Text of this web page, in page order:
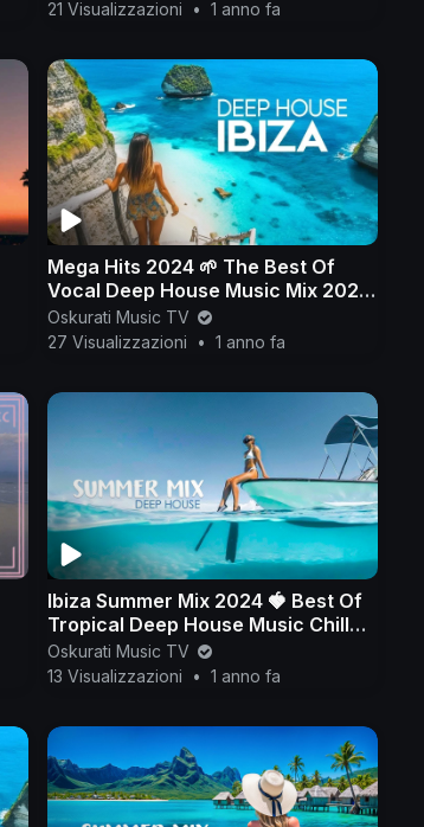
21 Visualizzazioni
• 1 anno fa
Mega Hits 2024 🌱 The Best Of
Vocal Deep House Music Mix 2024
🌱 Summer Music Mix 2024 #268
Oskurati Music TV
27 Visualizzazioni
• 1 anno fa
Ibiza Summer Mix 2024 🍓 Best Of
Tropical Deep House Music Chill
Out Mix 2023 🍓 Chillout Lounge
Oskurati Music TV
13 Visualizzazioni
• 1 anno fa